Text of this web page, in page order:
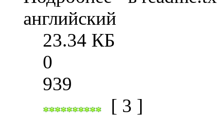
английский
23.34 КБ
0
939
[ 3 ]